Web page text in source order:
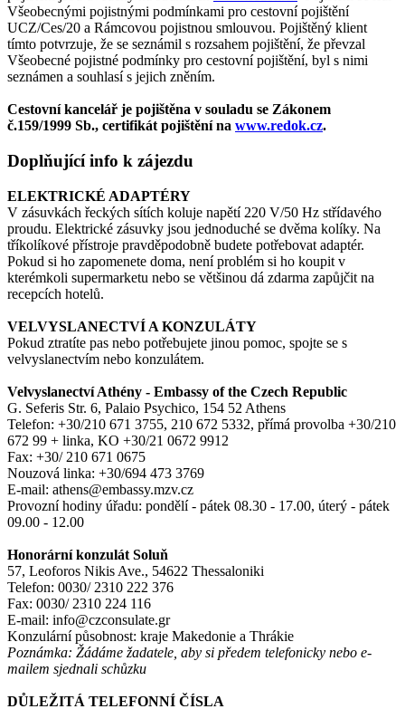
Všeobecnými pojistnými podmínkami pro cestovní pojištění
UCZ/Ces/20 a Rámcovou pojistnou smlouvou. Pojištěný klient
tímto potvrzuje, že se seznámil s rozsahem pojištění, že převzal
Všeobecné pojistné podmínky pro cestovní pojištění, byl s nimi
seznámen a souhlasí s jejich zněním.
Cestovní kancelář je pojištěna v souladu se Zákonem
č.159/1999 Sb., certifikát pojištění na www.redok.cz.
Doplňující info k zájezdu
ELEKTRICKÉ ADAPTÉRY
V zásuvkách řeckých sítích koluje napětí 220 V/50 Hz střídavého
proudu. Elektrické zásuvky jsou jednoduché se dvěma kolíky. Na
tříkolíkové přístroje pravděpodobně budete potřebovat adaptér.
Pokud si ho zapomenete doma, není problém si ho koupit v
kterémkoli supermarketu nebo se většinou dá zdarma zapůjčit na
recepcích hotelů.
VELVYSLANECTVÍ A KONZULÁTY
Pokud ztratíte pas nebo potřebujete jinou pomoc, spojte se s
velvyslanectvím nebo konzulátem.
Velvyslanectví Athény - Embassy of the Czech Republic
G. Seferis Str. 6, Palaio Psychico, 154 52 Athens
Telefon: +30/210 671 3755, 210 672 5332, přímá provolba +30/210
672 99 + linka, KO +30/21 0672 9912
Fax: +30/ 210 671 0675
Nouzová linka: +30/694 473 3769
E-mail: athens@embassy.mzv.cz
Provozní hodiny úřadu: pondělí - pátek 08.30 - 17.00, úterý - pátek
09.00 - 12.00
Honorární konzulát Soluň
57, Leoforos Nikis Ave., 54622 Thessaloniki
Telefon: 0030/ 2310 222 376
Fax: 0030/ 2310 224 116
E-mail: info@czconsulate.gr
Konzulární působnost: kraje Makedonie a Thrákie
Poznámka: Žádáme žadatele, aby si předem telefonicky nebo e-
mailem sjednali schůzku
DŮLEŽITÁ TELEFONNÍ ČÍSLA